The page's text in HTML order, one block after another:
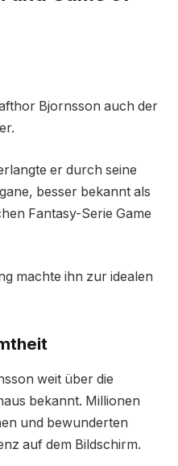
Bjornsson auch der
er durch seine
besser bekannt als
Fantasy-Serie Game
machte ihn zur idealen
weit über die
bekannt. Millionen
und bewunderten
auf dem Bildschirm.